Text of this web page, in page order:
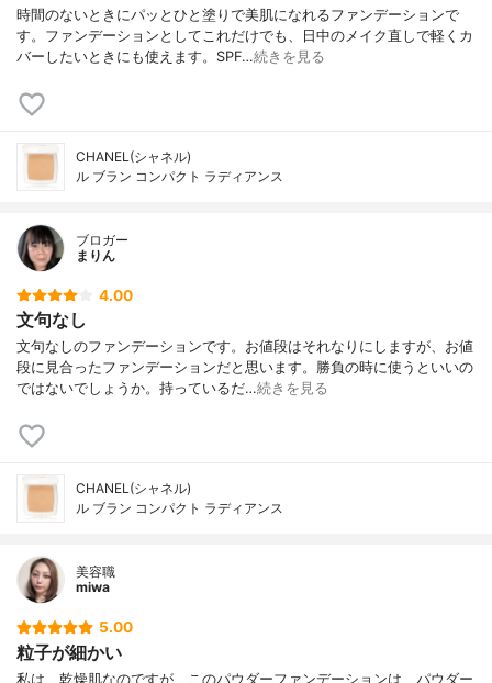
時間のないときにパッとひと塗りで美肌になれるファンデーションで
す。ファンデーションとしてこれだけでも、日中のメイク直しで軽くカ
バーしたいときにも使えます。SPF…続きを見る
CHANEL(シャネル)
ル ブラン コンパクト ラディアンス
ブロガー
まりん
4.00
文句なし
文句なしのファンデーションです。お値段はそれなりにしますが、お値
段に見合ったファンデーションだと思います。勝負の時に使うといいの
ではないでしょうか。持っているだ…続きを見る
CHANEL(シャネル)
ル ブラン コンパクト ラディアンス
美容職
miwa
5.00
粒子が細かい
私は、乾燥肌なのですが、このパウダーファンデーションは、パウダー